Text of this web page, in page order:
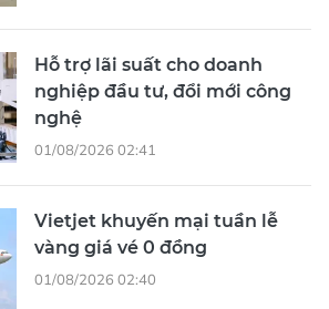
Hỗ trợ lãi suất cho doanh
nghiệp đầu tư, đổi mới công
nghệ
01/08/2026 02:41
Vietjet khuyến mại tuần lễ
vàng giá vé 0 đồng
01/08/2026 02:40